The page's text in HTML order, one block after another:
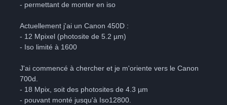
- permettant de monter en iso
Actuellement j'ai un Canon 450D :
- 12 Mpixel (photosite de 5.2 µm)
- Iso limité à 1600
J'ai commencé à chercher et je m'oriente vers le Canon
700d.
- 18 Mpix, soit des photosites de 4.3 µm
- pouvant monté jusqu'à Iso12800.